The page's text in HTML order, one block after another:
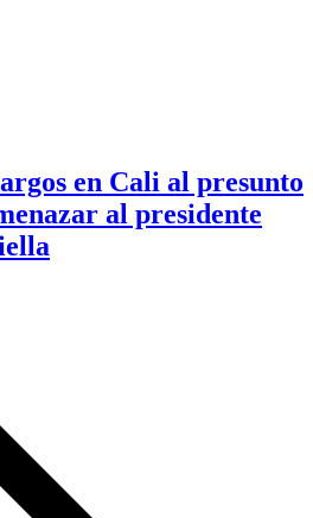
en Cali al presunto
al presidente